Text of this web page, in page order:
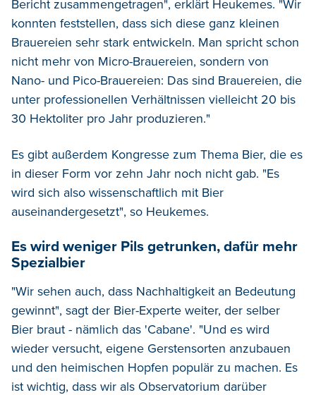
Bericht zusammengetragen", erklärt Heukemes. "Wir
konnten feststellen, dass sich diese ganz kleinen
Brauereien sehr stark entwickeln. Man spricht schon
nicht mehr von Micro-Brauereien, sondern von
Nano- und Pico-Brauereien: Das sind Brauereien, die
unter professionellen Verhältnissen vielleicht 20 bis
30 Hektoliter pro Jahr produzieren."
Es gibt außerdem Kongresse zum Thema Bier, die es
in dieser Form vor zehn Jahr noch nicht gab. "Es
wird sich also wissenschaftlich mit Bier
auseinandergesetzt", so Heukemes.
Es wird weniger Pils getrunken, dafür mehr
Spezialbier
"Wir sehen auch, dass Nachhaltigkeit an Bedeutung
gewinnt", sagt der Bier-Experte weiter, der selber
Bier braut - nämlich das 'Cabane'. "Und es wird
wieder versucht, eigene Gerstensorten anzubauen
und den heimischen Hopfen populär zu machen. Es
ist wichtig, dass wir als Observatorium darüber